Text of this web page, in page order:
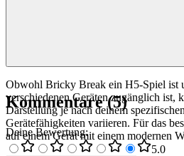
Obwohl Bricky Break ein H5-Spiel ist
verschiedenen Geräten zugänglich ist,
Darstellung je nach deinem
Gerätefähigkeiten variieren. Für das
auf einem Gerät mit einem modernen
Kommentare(5)
Deine Bewertung:
5.0